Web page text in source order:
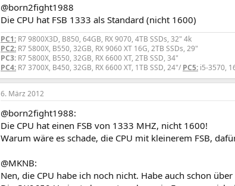
@born2fight1988
Die CPU hat FSB 1333 als Standard (nicht 1600)
PC1: R7 9800X3D, B850, 64GB, RX 9070, 4TB SSDs, 32" 4k
PC2: R7 5800X, B550, 32GB, RX 9060 XT 16G, 2TB SSDs, 29"
PC3: R7 5800X, B550, 32GB, RX 6600 XT, 2TB SSD, 34"
PC4: R7 3700X, B450, 32GB, RX 6600 XT, 1TB SSD, 24"/ PC5: i5-3570,
6. März 2012
@born2fight1988:
Die CPU hat einen FSB von 1333 MHZ, nicht 1600!
Warum wäre es schade, die CPU mit kleinerem FSB,
@MKNB:
Nen, die CPU habe ich noch nicht. Habe auch schon